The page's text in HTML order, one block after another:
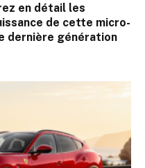
en détail les
de cette micro-
dernière génération